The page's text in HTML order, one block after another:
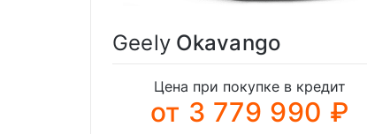
Geely Okavango
Цена при покупке в кредит
от 3 779 990 ₽